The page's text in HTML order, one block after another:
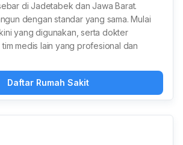
di Jadetabek dan Jawa Barat.
dengan standar yang sama. Mulai
yang digunakan, serta dokter
medis lain yang profesional dan
Daftar Rumah Sakit